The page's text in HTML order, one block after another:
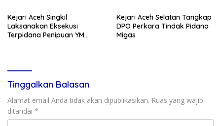
Kejari Aceh Singkil
Laksanakan Eksekusi
Terpidana Penipuan YM
Kejari Aceh Selatan Tangkap
DPO Perkara Tindak Pidana
Migas
Tinggalkan Balasan
Alamat email Anda tidak akan dipublikasikan. Ruas yang wajib
ditandai *